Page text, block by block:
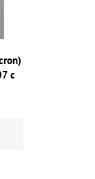
с